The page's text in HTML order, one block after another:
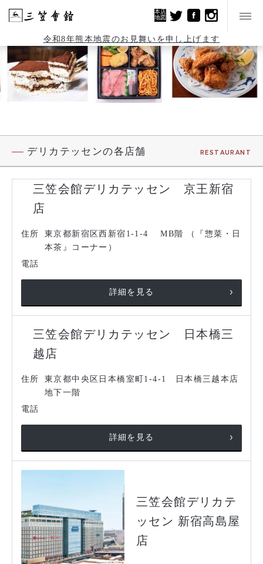
本店
地図
令和8年熊本地震のお見舞いを申し上げます
デリカテッセンの各店舗 RESTAURANT
三笠会館デリカテッセン 京王新宿
店
住所
東京都新宿区西新宿1-1-4 MB階 （『惣菜・日
本茶』コーナー）
電話
詳細を見る
三笠会館デリカテッセン 日本橋三
越店
住所
東京都中央区日本橋室町1-4-1 日本橋三越本店
地下一階
電話
詳細を見る
三笠会館デリカテ
ッセン 新宿高島屋
店